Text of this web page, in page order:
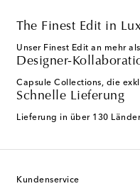
The Finest Edit in
Unser Finest Edit an mehr
Designer-
Capsule Collections, die
Schnelle Lieferung
Lieferung in über 130 Länder
Kundenservice